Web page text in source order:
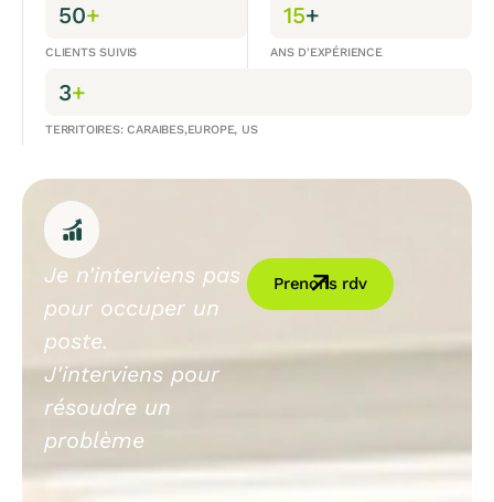
50+
CLIENTS SUIVIS
15+
ANS D'EXPÉRIENCE
3+
TERRITOIRES: CARAIBES,EUROPE, US
Je n'interviens pas
pour occuper un
poste.
J'interviens pour
résoudre un
problème
Prenons rdv